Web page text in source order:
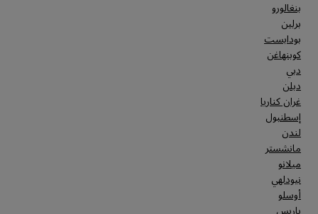
بنغالورو
برلين
بودابست
كوبنهاغن
دبي
دبلن
غران كناريا
إسطنبول
لندن
مانشستر
ميلانو
نيودلهي
أوسلو
باريس